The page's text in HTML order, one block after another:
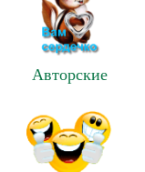
Авторские